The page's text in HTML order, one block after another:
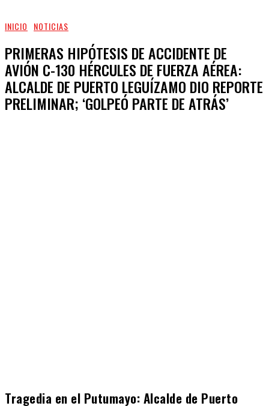
INICIO NOTICIAS
PRIMERAS HIPÓTESIS DE ACCIDENTE DE
AVIÓN C-130 HÉRCULES DE FUERZA AÉREA:
ALCALDE DE PUERTO LEGUÍZAMO DIO REPORTE
PRELIMINAR; ‘GOLPEÓ PARTE DE ATRÁS’
Tragedia en el Putumayo: Alcalde de Puerto